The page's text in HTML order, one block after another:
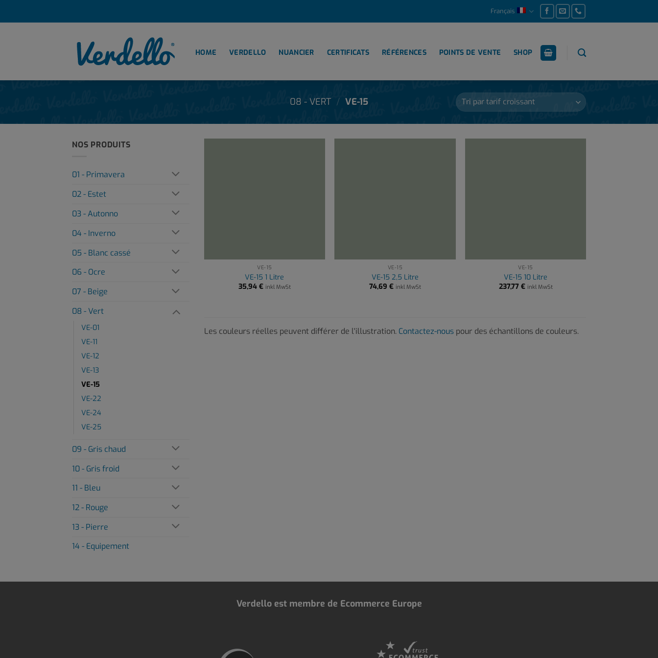
Français
HOME VERDELLO NUANCIER CERTIFICATS RÉFÉRENCES POINTS DE VENTE SHOP
08 - VERT / VE-15
NOS PRODUITS
01 - Primavera
02 - Estet
03 - Autonno
04 - Inverno
05 - Blanc cassé
06 - Ocre
07 - Beige
08 - Vert
VE-01
VE-11
VE-12
VE-13
VE-15
VE-22
VE-24
VE-25
09 - Gris chaud
10 - Gris froid
11 - Bleu
12 - Rouge
13 - Pierre
14 - Equipement
VE-15
VE-15 1 Litre
35,94 € inkl MwSt
VE-15
VE-15 2,5 Litre
74,69 € inkl MwSt
VE-15
VE-15 10 Litre
237,77 € inkl MwSt
Les couleurs réelles peuvent différer de l'illustration. Contactez-nous pour des échantillons de couleurs.
Verdello est membre de Ecommerce Europe